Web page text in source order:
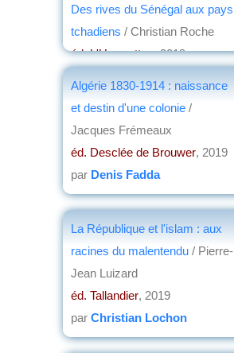
Des rives du Sénégal aux pays
tchadiens / Christian Roche
éd. L'Harmattan, 2019
Algérie 1830-1914 : naissance
et destin d'une colonie /
Jacques Frémeaux
éd. Desclée de Brouwer, 2019
par Denis Fadda
La République et l'islam : aux
racines du malentendu / Pierre-
Jean Luizard
éd. Tallandier, 2019
par Christian Lochon